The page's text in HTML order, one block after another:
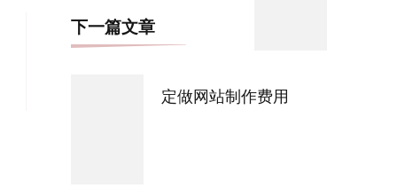
下一篇文章
定做网站制作费用